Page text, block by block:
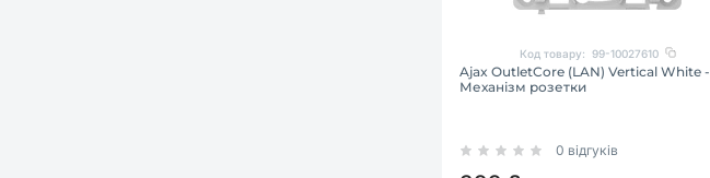
Код товару: 99-10027610
Ajax OutletCore (LAN) Vertical White -
Механізм розетки
0 відгуків